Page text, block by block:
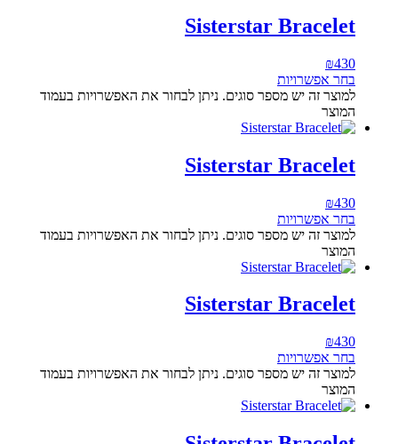
Sisterstar Bracelet
₪430
בחר אפשרויות
למוצר זה יש מספר סוגים. ניתן לבחור את האפשרויות בעמוד
המוצר
Sisterstar Bracelet
₪430
בחר אפשרויות
למוצר זה יש מספר סוגים. ניתן לבחור את האפשרויות בעמוד
המוצר
Sisterstar Bracelet
₪430
בחר אפשרויות
למוצר זה יש מספר סוגים. ניתן לבחור את האפשרויות בעמוד
המוצר